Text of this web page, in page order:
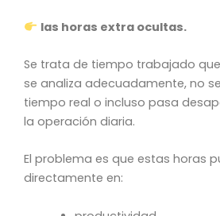
las horas extra ocultas.
Se trata de tiempo trabajado
se analiza adecuadamente, no
tiempo real o incluso pasa
la operación diaria.
El problema es que estas horas
directamente en: